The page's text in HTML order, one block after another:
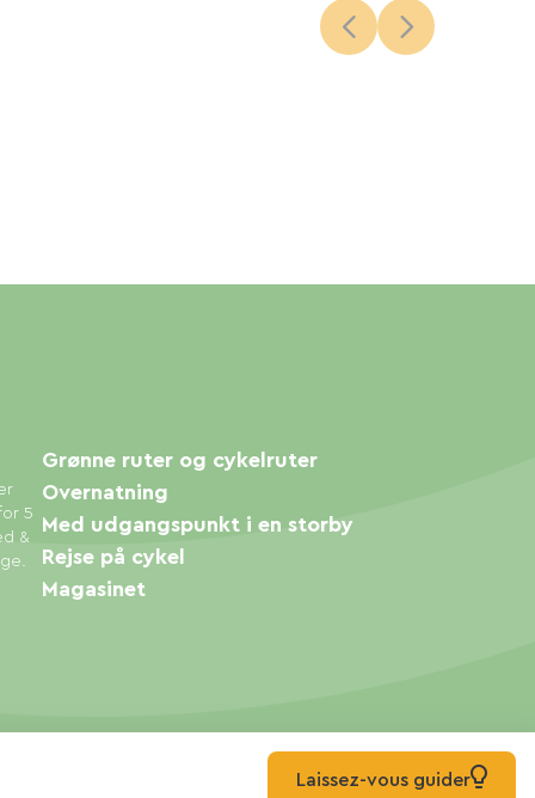
5
&
Grønne ruter og cykelruter
Overnatning
Med udgangspunkt i en storby
Rejse på cykel
Magasinet
Laissez-vous guider